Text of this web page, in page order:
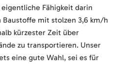
Fähigkeit darin
mit stolzen 3,6 km/h
kürzester Zeit über
zu transportieren. Unser
eine gute Wahl, sei es für